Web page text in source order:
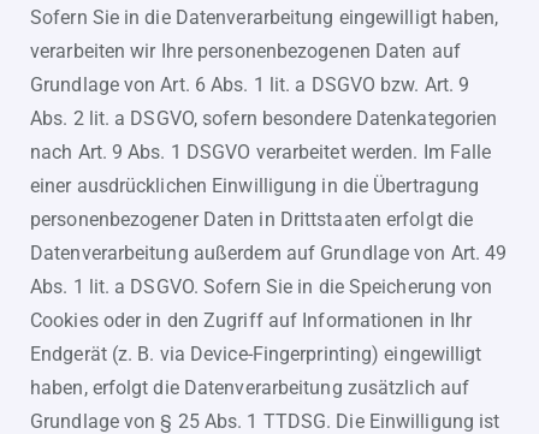
Sofern Sie in die Datenverarbeitung eingewilligt haben,
verarbeiten wir Ihre personenbezogenen Daten auf
Grundlage von Art. 6 Abs. 1 lit. a DSGVO bzw. Art. 9
Abs. 2 lit. a DSGVO, sofern besondere Datenkategorien
nach Art. 9 Abs. 1 DSGVO verarbeitet werden. Im Falle
einer ausdrücklichen Einwilligung in die Übertragung
personenbezogener Daten in Drittstaaten erfolgt die
Datenverarbeitung außerdem auf Grundlage von Art. 49
Abs. 1 lit. a DSGVO. Sofern Sie in die Speicherung von
Cookies oder in den Zugriff auf Informationen in Ihr
Endgerät (z. B. via Device-Fingerprinting) eingewilligt
haben, erfolgt die Datenverarbeitung zusätzlich auf
Grundlage von § 25 Abs. 1 TTDSG. Die Einwilligung ist